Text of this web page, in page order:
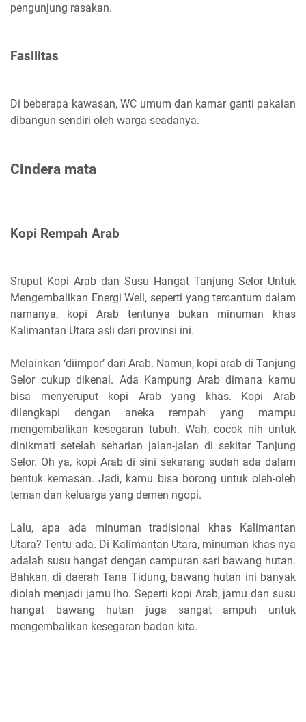
pengunjung rasakan.
Fasilitas
Di beberapa kawasan, WC umum dan kamar ganti pakaian
dibangun sendiri oleh warga seadanya.
Cindera mata
Kopi Rempah Arab
Sruput Kopi Arab dan Susu Hangat Tanjung Selor Untuk
Mengembalikan Energi Well, seperti yang tercantum dalam
namanya, kopi Arab tentunya bukan minuman khas
Kalimantan Utara asli dari provinsi ini.
Melainkan ‘diimpor’ dari Arab. Namun, kopi arab di Tanjung
Selor cukup dikenal. Ada Kampung Arab dimana kamu
bisa menyeruput kopi Arab yang khas. Kopi Arab
dilengkapi dengan aneka rempah yang mampu
mengembalikan kesegaran tubuh. Wah, cocok nih untuk
dinikmati setelah seharian jalan-jalan di sekitar Tanjung
Selor. Oh ya, kopi Arab di sini sekarang sudah ada dalam
bentuk kemasan. Jadi, kamu bisa borong untuk oleh-oleh
teman dan keluarga yang demen ngopi.
Lalu, apa ada minuman tradisional khas Kalimantan
Utara? Tentu ada. Di Kalimantan Utara, minuman khas nya
adalah susu hangat dengan campuran sari bawang hutan.
Bahkan, di daerah Tana Tidung, bawang hutan ini banyak
diolah menjadi jamu lho. Seperti kopi Arab, jamu dan susu
hangat bawang hutan juga sangat ampuh untuk
mengembalikan kesegaran badan kita.